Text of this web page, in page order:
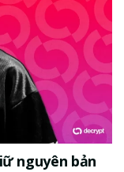
nguyên bản